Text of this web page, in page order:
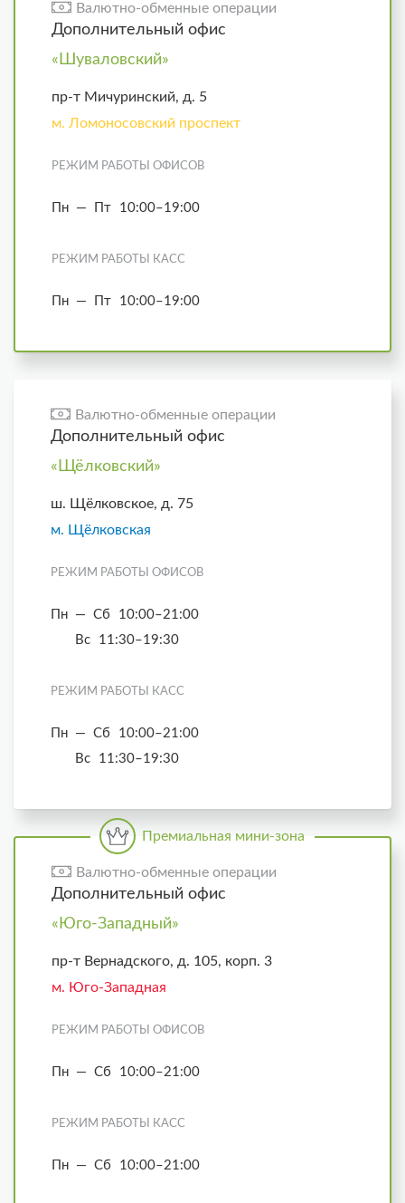
Валютно-обменные операции
Дополнительный офис
«Шуваловский»
пр-т Мичуринский, д. 5
м. Ломоносовский проспект
РЕЖИМ РАБОТЫ ОФИСОВ
Пн — Пт 10:00–19:00
РЕЖИМ РАБОТЫ КАСС
Пн — Пт 10:00–19:00
Валютно-обменные операции
Дополнительный офис
«Щёлковский»
ш. Щёлковское, д. 75
м. Щёлковская
РЕЖИМ РАБОТЫ ОФИСОВ
Пн — Сб
10:00–21:00
Вс
11:30–19:30
РЕЖИМ РАБОТЫ КАСС
Пн — Сб
10:00–21:00
Вс
11:30–19:30
Премиальная мини-зона
Валютно-обменные операции
Дополнительный офис
«Юго-Западный»
пр-т Вернадского, д. 105, корп. 3
м. Юго-Западная
РЕЖИМ РАБОТЫ ОФИСОВ
Пн — Сб 10:00–21:00
РЕЖИМ РАБОТЫ КАСС
Пн — Сб 10:00–21:00